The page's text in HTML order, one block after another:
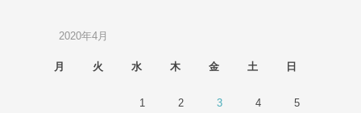
2020年4月
月 火 水 木 金 土 日
1 2 3 4 5